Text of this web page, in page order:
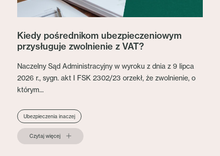
Kiedy pośrednikom ubezpieczeniowym
przysługuje zwolnienie z VAT?
Naczelny Sąd Administracyjny w wyroku z dnia z 9 lipca
2026 r., sygn. akt I FSK 2302/23 orzekł, że zwolnienie, o
którym...
Ubezpieczenia inaczej
Czytaj więcej